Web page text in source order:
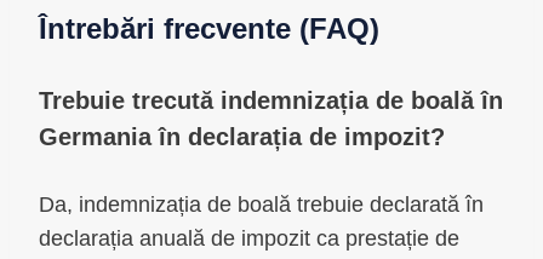
Întrebări frecvente (FAQ)
Trebuie trecută indemnizația de boală în
Germania în declarația de impozit?
Da, indemnizația de boală trebuie declarată în
declarația anuală de impozit ca prestație de